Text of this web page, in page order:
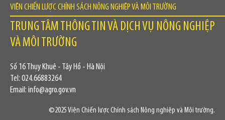
VIỆN CHIẾN LƯỢC CHÍNH SÁCH NÔNG NGHIỆP VÀ MÔI TRƯỜNG
TRUNG TÂM THÔNG TIN VÀ DỊCH VỤ NÔNG NGHIỆP
VÀ MÔI TRƯỜNG
Số 16 Thụy Khuê - Tây Hồ - Hà Nội
Tel: 024.66883264
Email: info@agro.gov.vn
©2025 Viện Chiến lược Chính sách Nông nghiệp và Môi trường.